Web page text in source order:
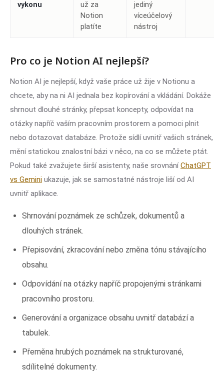
vykonu
už za
Notion
platíte
jediný
víceúčelový
nástroj
Pro co je Notion AI nejlepší?
Notion AI je nejlepší, když vaše práce už žije v Notionu a
chcete, aby na ni AI jednala bez kopírování a vkládání. Dokáže
shrnout dlouhé stránky, přepsat koncepty, odpovídat na
otázky napříč vaším pracovním prostorem a pomoci plnit
nebo dotazovat databáze. Protože sídlí uvnitř vašich stránek,
mění statickou znalostní bázi v něco, na co se můžete ptát.
Pokud také zvažujete širší asistenty, naše srovnáníChatGPT
vs Gemini ukazuje, jak se samostatné nástroje liší od AI
uvnitř aplikace.
Shrnování poznámek ze schůzek, dokumentů a
dlouhých stránek.
Přepisování, zkracování nebo změna tónu stávajícího
obsahu.
Odpovídání na otázky napříč propojenými stránkami
pracovního prostoru.
Generování a organizace obsahu uvnitř databází a
tabulek.
Přeměna hrubých poznámek na strukturované,
sdílitelné dokumenty.